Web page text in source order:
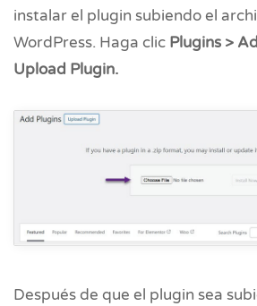
instalar el plugin subiendo el
WordPress. Haga clic Plugins >
Upload Plugin.
Después de que el plugin sea